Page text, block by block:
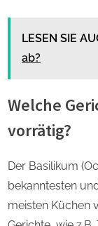
LESEN SIE
ab?
Welche
vorrätig?
Der Basilikum
bekanntesten
meisten Küchen